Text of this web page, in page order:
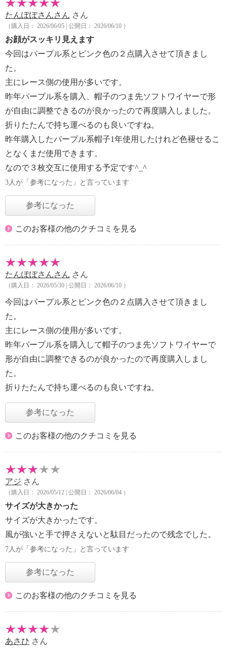
たんぽぽさんさん さん
（購入日： 2026/06/05 | 公開日： 2026/06/10 ）
お顔がスッキリ見えます
今回はパープル系とピンク色の２点購入させて頂きまし
た。
主にレース側の使用が多いです。
昨年パープル系を購入、帽子のつま先ソフトワイヤーで形
が自由に調整できるのが良かったので再度購入しました。
折りたたんで持ち運べるのも良いですね。
昨年購入したパープル系帽子1年使用したけれど色褪せるこ
となくまだ使用できます。
なので３枚交互に使用する予定です^_^
3人が「参考になった」と言っています
参考になった
このお客様の他のクチコミを見る
たんぽぽさんさん さん
（購入日： 2026/05/30 | 公開日： 2026/06/10 ）
今回はパープル系とピンク色の２点購入させて頂きまし
た。
主にレース側の使用が多いです。
昨年パープル系を購入して帽子のつま先ソフトワイヤーで
形が自由に調整できるのが良かったので再度購入しまし
た。
折りたたんで持ち運べるのも良いですね。
参考になった
このお客様の他のクチコミを見る
アジ さん
（購入日： 2026/05/12 | 公開日： 2026/06/04 ）
サイズが大きかった
サイズが大きかったです。
風が強いと手で押さえないと駄目だったので残念でした。
7人が「参考になった」と言っています
参考になった
このお客様の他のクチコミを見る
あさひ さん